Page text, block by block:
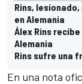
Rins,
en Alemania
Álex Rins
Alemania
Rins sufre una
En una nota